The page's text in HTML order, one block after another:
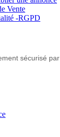
Vente
-RGPD
sécurisé par